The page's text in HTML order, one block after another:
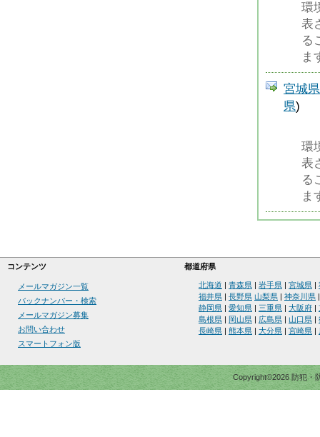
環
表
る
ま
宮城
県)
環
表
る
ま
コンテンツ 都道府県
メールマガジン一覧
バックナンバー・検索
メールマガジン募集
お問い合わせ
スマートフォン版
北海道 青森県 岩手県 宮城県
福井県
長野県 山梨県 神奈川県
静岡県
愛知県 三重県 大阪府
島根県
岡山県 広島県 山口県
長崎県
熊本県 大分県 宮崎県
Copyright©2026 防犯・